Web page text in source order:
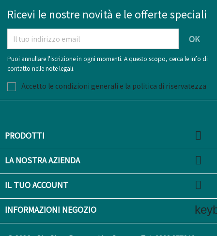
Ricevi le nostre novità e le offerte speciali
Puoi annullare l'iscrizione in ogni momenti. A questo scopo, cerca le info di
contatto nelle note legali.
Accetto le condizioni generali e la politica di riservatezza
PRODOTTI 
LA NOSTRA AZIENDA 
IL TUO ACCOUNT 
INFORMAZIONI NEGOZIO